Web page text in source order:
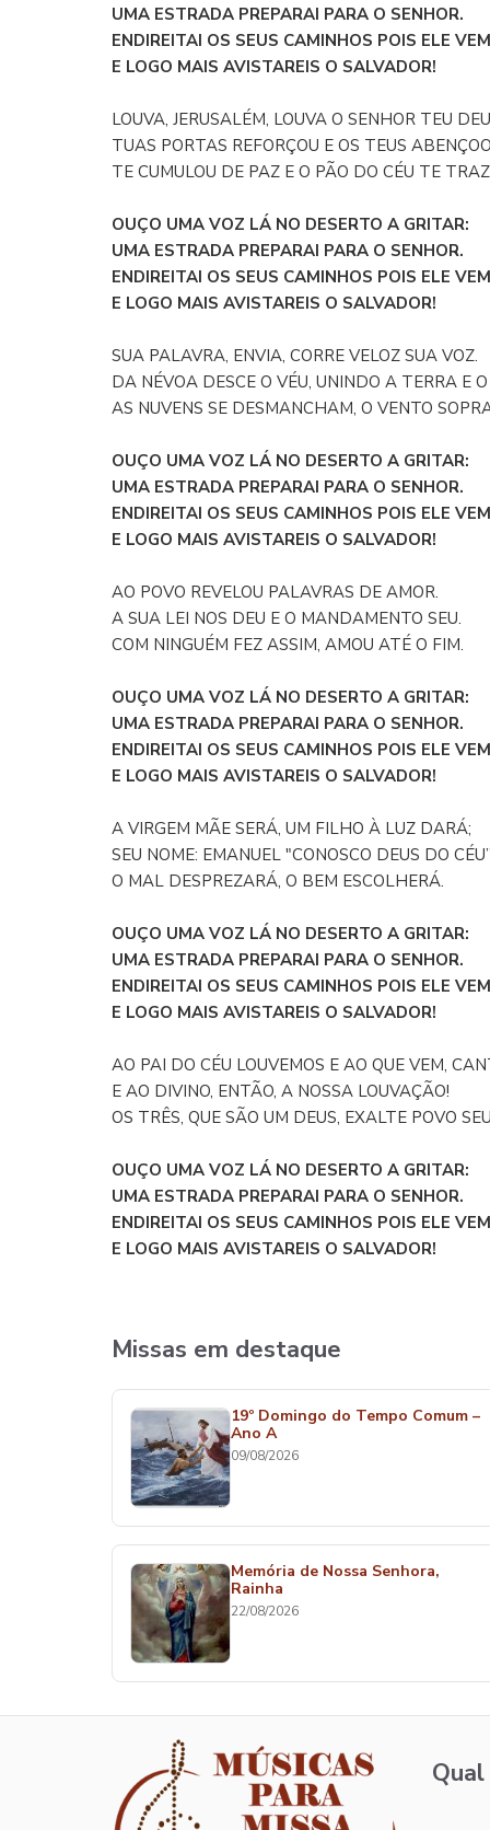
UMA ESTRADA PREPARAI PARA O SENHOR.
ENDIREITAI OS SEUS CAMINHOS POIS ELE VEM
E LOGO MAIS AVISTAREIS O SALVADOR!
LOUVA, JERUSALÉM, LOUVA O SENHOR TEU
TUAS PORTAS REFORÇOU E OS TEUS
TE CUMULOU DE PAZ E O PÃO DO CÉU TE
OUÇO UMA VOZ LÁ NO DESERTO A GRITAR:
UMA ESTRADA PREPARAI PARA O SENHOR.
ENDIREITAI OS SEUS CAMINHOS POIS ELE VEM
E LOGO MAIS AVISTAREIS O SALVADOR!
SUA PALAVRA, ENVIA, CORRE VELOZ SUA VOZ.
DA NÉVOA DESCE O VÉU, UNINDO A TERRA E O
AS NUVENS SE DESMANCHAM, O VENTO
OUÇO UMA VOZ LÁ NO DESERTO A GRITAR:
UMA ESTRADA PREPARAI PARA O SENHOR.
ENDIREITAI OS SEUS CAMINHOS POIS ELE VEM
E LOGO MAIS AVISTAREIS O SALVADOR!
AO POVO REVELOU PALAVRAS DE AMOR.
A SUA LEI NOS DEU E O MANDAMENTO SEU.
COM NINGUÉM FEZ ASSIM, AMOU ATÉ O FIM.
OUÇO UMA VOZ LÁ NO DESERTO A GRITAR:
UMA ESTRADA PREPARAI PARA O SENHOR.
ENDIREITAI OS SEUS CAMINHOS POIS ELE VEM
E LOGO MAIS AVISTAREIS O SALVADOR!
A VIRGEM MÃE SERÁ, UM FILHO À LUZ DARÁ;
SEU NOME: EMANUEL "CONOSCO DEUS DO
O MAL DESPREZARÁ, O BEM ESCOLHERÁ.
OUÇO UMA VOZ LÁ NO DESERTO A GRITAR:
UMA ESTRADA PREPARAI PARA O SENHOR.
ENDIREITAI OS SEUS CAMINHOS POIS ELE VEM
E LOGO MAIS AVISTAREIS O SALVADOR!
AO PAI DO CÉU LOUVEMOS E AO QUE VEM,
E AO DIVINO, ENTÃO, A NOSSA LOUVAÇÃO!
OS TRÊS, QUE SÃO UM DEUS, EXALTE POVO
OUÇO UMA VOZ LÁ NO DESERTO A GRITAR:
UMA ESTRADA PREPARAI PARA O SENHOR.
ENDIREITAI OS SEUS CAMINHOS POIS ELE VEM
E LOGO MAIS AVISTAREIS O SALVADOR!
Missas em destaque
19º Domingo do Tempo Comum –
Ano A
09/08/2026
Memória de Nossa Senhora,
Rainha
22/08/2026